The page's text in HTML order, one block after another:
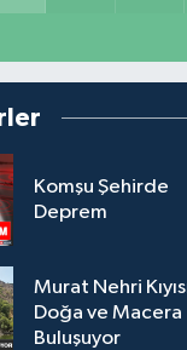
Komşu Şehirde
Deprem
Murat Nehri
Doğa ve Macera
Buluşuyor